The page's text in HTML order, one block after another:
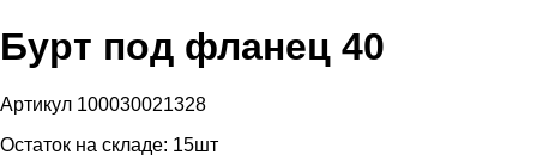
Бурт под фланец 40
Артикул 100030021328
Остаток на складе: 15шт